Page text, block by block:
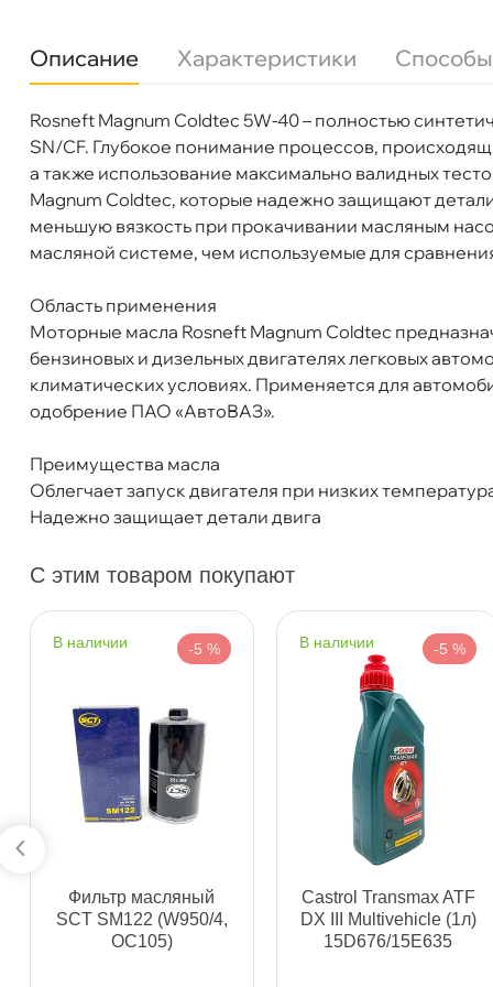
Описание Характеристики
Rosneft Magnum Coldtec 5W-40 – полностью
SN/CF. Глубокое понимание процессов,
а также использование максимально валидных
Magnum Coldtec, которые надежно защищают
меньшую вязкость при прокачивании масляным
масляной системе, чем используемые для
Область применения
Моторные масла Rosneft Magnum Coldtec
ензиновых и дизельных двигателях легковых
климатических условиях. Применяется для
одобрение ПАО «АвтоВАЗ».
Преимущества масла
Облегчает запуск двигателя при низких
Надежно защищает детали двига
язкость
5W-40
Бренд
Роснефть
Тип масла
Синтетика
Спецификации
API: SN/CF
Объем
5л
Артикул
40813850
С этим товаром покупают
наличии -5 %
Фильтр масляный
SCT SM122 (W950/4,
OC105)
наличии -5 %
Castrol Transmax ATF
DX III Multivehicle (1л)
15D676/15E635
Роснефть Magnum Coldtec 5W40 API SN/CF
Бесплатная
Самовывоз
ул. Салова, д. 30
0
Пн-Пт09.30 - 19.00Сб-Вс
Богатырский пр. 12
0
Пн–Вс10:00 – 21:00
н. Обводного канала 115
Пн–Вс
10:00 – 21:00
пр.Науки 10к1 (2 этаж)
ПН–ВС10:00 – 21:00
Сегодня, бесплатно
ПН–ВС10:00 – 21:00
Сегодня, бесплатно